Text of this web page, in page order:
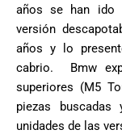
años se han ido
versión
años y lo
cabrio. Bmw
superiores (M5
piezas
unidades de las